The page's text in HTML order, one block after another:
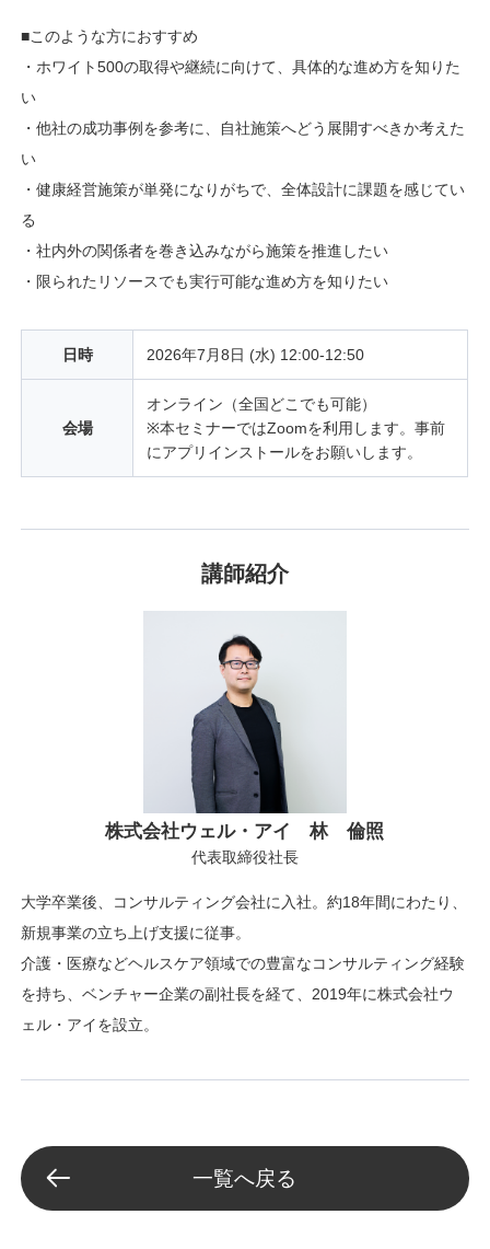
■このような方におすすめ
・ホワイト500の取得や継続に向けて、具体的な進め方を知りた
い
・他社の成功事例を参考に、自社施策へどう展開すべきか考えた
い
・健康経営施策が単発になりがちで、全体設計に課題を感じてい
る
・社内外の関係者を巻き込みながら施策を推進したい
・限られたリソースでも実行可能な進め方を知りたい
日時 2026年7月8日 (水) 12:00-12:50
会場
オンライン（全国どこでも可能）
※本セミナーではZoomを利用します。事前
にアプリインストールをお願いします。
講師紹介
株式会社ウェル・アイ 林 倫照
代表取締役社長
大学卒業後、コンサルティング会社に入社。約18年間にわたり、
新規事業の立ち上げ支援に従事。
介護・医療などヘルスケア領域での豊富なコンサルティング経験
を持ち、ベンチャー企業の副社長を経て、2019年に株式会社ウ
ェル・アイを設立。
一覧へ戻る